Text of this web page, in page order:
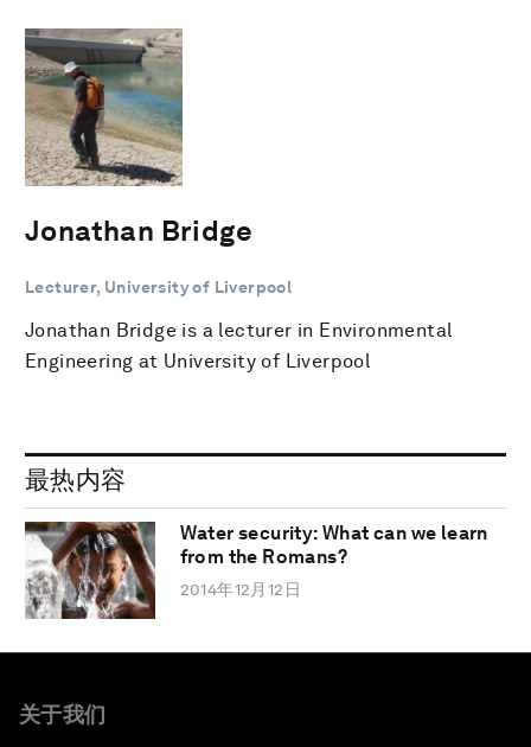
Jonathan Bridge
Lecturer, University of Liverpool
Jonathan Bridge is a lecturer in Environmental
Engineering at University of Liverpool
最热内容
Water security: What can we learn
from the Romans?
2014年12月12日
关于我们